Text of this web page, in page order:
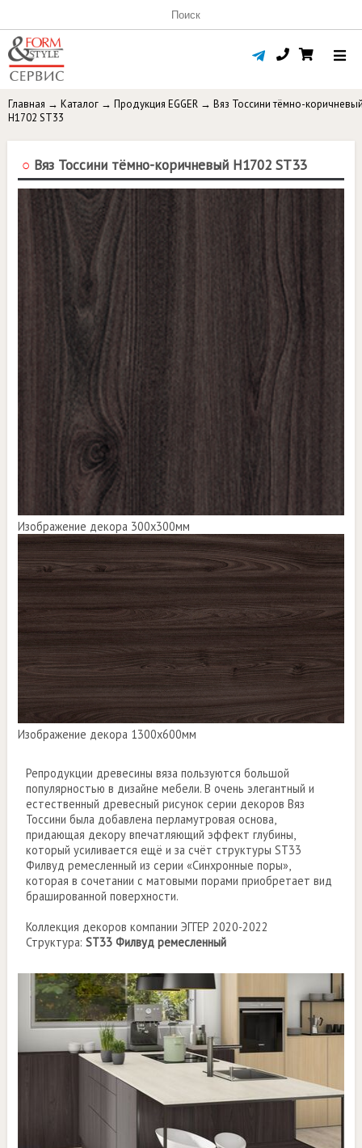
Главная → Каталог → Продукция EGGER → Вяз Тоссини тёмно-
H1702 ST33
○ Вяз Тоссини тёмно-коричневый H1702 ST33
Изображение декора 300х300мм
Изображение декора 1300х600мм
Репродукции древесины вяза пользуются большой
популярностью в дизайне мебели. В очень элегантный и
естественный древесный рисунок серии декоров Вяз
Тоссини была добавлена перламутровая основа,
придающая декору впечатляющий эффект глубины,
который усиливается ещё и за счёт структуры ST33
Филвуд ремесленный из серии «Синхронные поры»,
которая в сочетании с матовыми порами приобретает вид
брашированной поверхности.
Коллекция декоров компании ЭГГЕР 2020-2022
Структура:ST33 Филвуд ремесленный